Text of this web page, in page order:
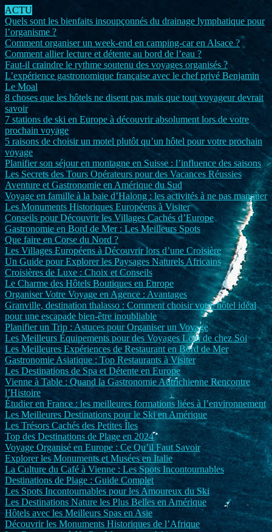
ACTU
Quels sont les bienfaits insoupçonnés du drainage lymphatique pour
l’organisme ?
Comment organiser un week-end en camping-car en Alsace ?
Comment allier lecture et détente au bord de l’eau ?
Faut-il craindre le rythme soutenu des voyages organisés ?
L’expérience gastronomique française avec le chef privé Benjamin
Le Moal
8 choses que les hôtels ne disent pas mais que tout voyageur devrait
savoir
7 stations de ski en Europe à découvrir absolument lors de votre
prochain voyage
5 raisons de choisir un motel plutôt qu’un hôtel pour votre prochain
voyage
Planifier son séjour en montagne en Suisse : l’influence des saisons
Les Secrets des Tours Opérateurs pour des Vacances Réussies
Aventure et Gastronomie en Amérique du Sud
Voyage en famille à la baie d’Halong : les activités à ne pas manquer
Les Monuments Historiques Européens à Visiter
Conseils pour Découvrir les Villages Cachés d’Europe
Gastronomie en Bord de Mer : Les Meilleurs Spots
Que faire en Corse du Nord ?
Les Villages Européens à Découvrir lors d’une Croisière
Un Guide pour Explorer les Paysages Naturels Africains
Croisières de Luxe : Choix et Conseils
Le Charme des Hôtels Boutiques en Europe
Organiser Votre Voyage en Agence : Avantages
Granville, destination thalasso : Comment choisir votre hôtel idéal
pour une escapade bien-être inoubliable
Planifier un Trip : Astuces pour Organiser un Voyage
Les Meilleurs Équipements pour des Voyages Loin de chez Soi
Les Meilleures Expériences de Restaurant en Bord de Mer
Gastronomie Asiatique : Top Restaurants à Visiter
Les Destinations de Spa et Détente en Europe
Vienne à Table : Quand la Gastronomie Autrichienne Rencontre
l’Histoire
Étudier en France : les meilleures formations liées à l’environnement
Les Meilleures Destinations pour le Ski en Amérique
Les Trésors Cachés des Petites Îles
Top des Destinations de Plage en 2024
Voyage Organisé en Europe : Ce Qu’il Faut Savoir
Explorer les Monuments et Musées en Italie
La Culture du Café à Vienne : Les Spots Incontournables
Destinations de Plage : Guide Complet
Les Spots Incontournables pour les Amoureux du Ski
Les Destinations Nature les Plus Belles en Amérique
Hôtels avec les Meilleurs Spas en Asie
Découvrir les Monuments Historiques de l’Afrique